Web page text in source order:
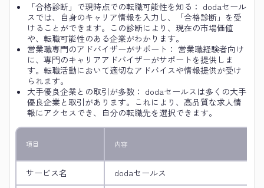
「合格診断」で現時点での転職可能性を知る： dodaセール
スでは、自身のキャリア情報を入力し、「合格診断」を受
けることができます。この診断により、現在の市場価値
や、転職可能性のある企業がわかります。
営業職専門のアドバイザーがサポート： 営業職経験者向け
に、専門のキャリアアドバイザーがサポートを提供しま
す。転職活動において適切なアドバイスや情報提供が受け
られます。
大手優良企業との取引が多数： dodaセールスは多くの大手
優良企業と取引があります。これにより、高品質な求人情
報にアクセスでき、自分の転職先を選択できます。
項目 内容
サービス名 dodaセールス